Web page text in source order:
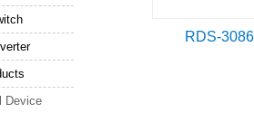
RDS-
Device